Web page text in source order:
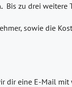
Bis zu drei weitere
sowie die
dir eine E-Mail